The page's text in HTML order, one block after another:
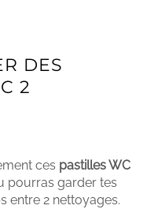
DES
2
ces pastilles WC
pourras garder tes
entre 2 nettoyages.